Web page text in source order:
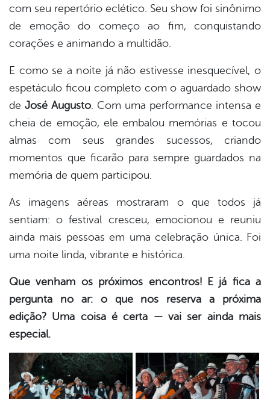
com seu repertório eclético. Seu show foi sinônimo
de emoção do começo ao fim, conquistando
corações e animando a multidão.
E como se a noite já não estivesse inesquecível, o
espetáculo ficou completo com o aguardado show
de José Augusto. Com uma performance intensa e
cheia de emoção, ele embalou memórias e tocou
almas com seus grandes sucessos, criando
momentos que ficarão para sempre guardados na
memória de quem participou.
As imagens aéreas mostraram o que todos já
sentiam: o festival cresceu, emocionou e reuniu
ainda mais pessoas em uma celebração única. Foi
uma noite linda, vibrante e histórica.
Que venham os próximos encontros! E já fica a
pergunta no ar: o que nos reserva a próxima
edição? Uma coisa é certa — vai ser ainda mais
especial.